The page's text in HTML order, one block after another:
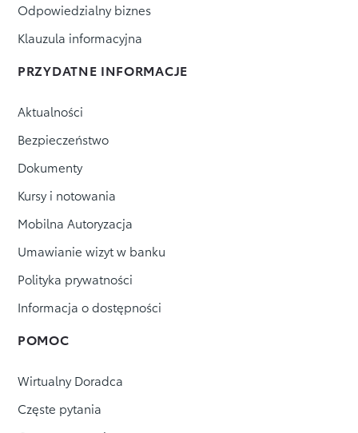
Odpowiedzialny biznes
Klauzula informacyjna
PRZYDATNE INFORMACJE
Aktualności
Bezpieczeństwo
Dokumenty
Kursy i notowania
Mobilna Autoryzacja
Umawianie wizyt w banku
Polityka prywatności
Informacja o dostępności
POMOC
Wirtualny Doradca
Częste pytania